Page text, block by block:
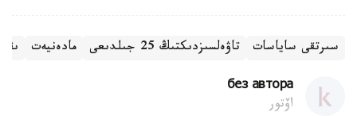
سىرتقى ساياسات تاۋەلسىزدىكتىڭ 25 جىلدىعى مادەنيەت
без автора
اۆتور